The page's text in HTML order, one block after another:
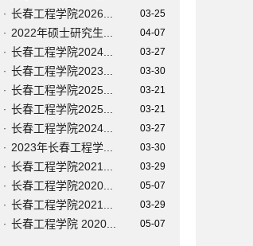
· 长春工程学院2026...
03-25
· 2022年硕士研究生...
04-07
· 长春工程学院2024...
03-27
· 长春工程学院2023...
03-30
· 长春工程学院2025...
03-21
· 长春工程学院2025...
03-21
· 长春工程学院2024...
03-27
· 2023年长春工程学...
03-30
· 长春工程学院2021...
03-29
· 长春工程学院2020...
05-07
· 长春工程学院2021...
03-29
· 长春工程学院 2020... 05-07